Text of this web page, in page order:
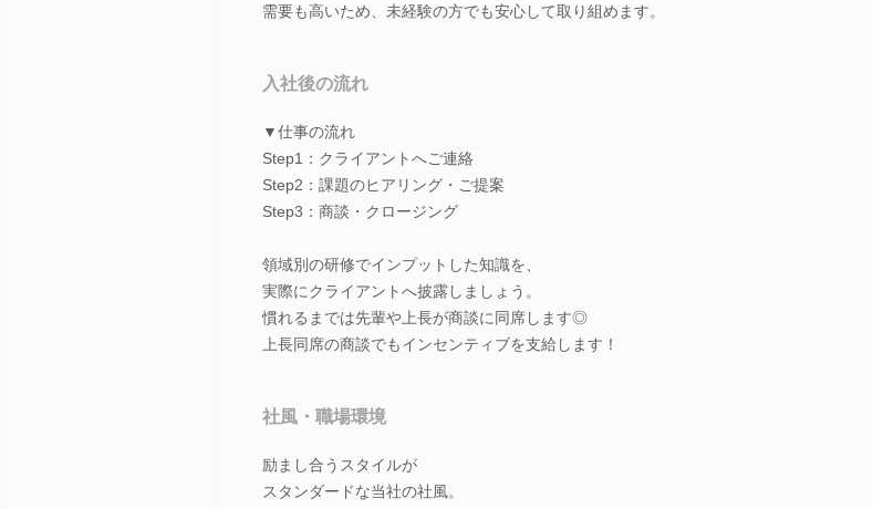
需要も高いため、未経験の方でも安心して取り組めます。
入社後の流れ
▼仕事の流れ
Step1：クライアントへご連絡
Step2：課題のヒアリング・ご提案
Step3：商談・クロージング
領域別の研修でインプットした知識を、
実際にクライアントへ披露しましょう。
慣れるまでは先輩や上長が商談に同席します◎
上長同席の商談でもインセンティブを支給します！
社風・職場環境
励まし合うスタイルが
スタンダードな当社の社風。